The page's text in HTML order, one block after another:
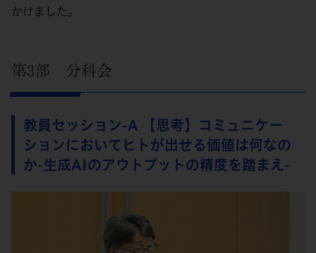
かけました。
第3部 分科会
教員セッション-A 【思考】コミュニケー
ションにおいてヒトが出せる価値は何なの
か-生成AIのアウトプットの精度を踏まえ-